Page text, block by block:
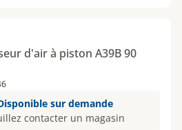
d'air à piston A39B 90
sur demande
contacter un magasin